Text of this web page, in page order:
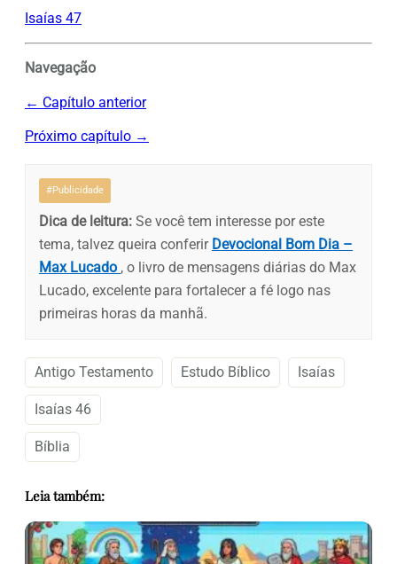
Isaías 47
Navegação
← Capítulo anterior
Próximo capítulo →
#Publicidade
Dica de leitura: Se você tem interesse por este
tema, talvez queira conferir Devocional Bom Dia –
Max Lucado , o livro de mensagens diárias do Max
Lucado, excelente para fortalecer a fé logo nas
primeiras horas da manhã.
Antigo Testamento Estudo Bíblico Isaías
Isaías 46
Bíblia
Leia também: